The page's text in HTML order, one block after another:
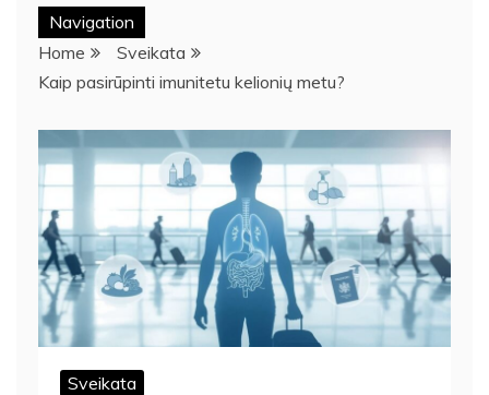
Navigation
Home
Sveikata
Kaip pasirūpinti imunitetu kelionių metu?
Sveikata